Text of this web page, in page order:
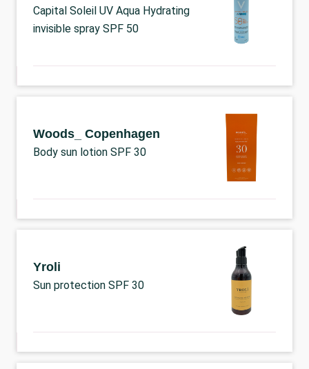
Capital Soleil UV Aqua Hydrating
invisible spray SPF 50
Woods_ Copenhagen
Body sun lotion SPF 30
Yroli
Sun protection SPF 30